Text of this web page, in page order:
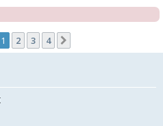
1 2 3 4